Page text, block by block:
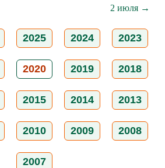
2 июля →
2025 2024 2023
2020 2019 2018
2015 2014 2013
2010 2009 2008
2007